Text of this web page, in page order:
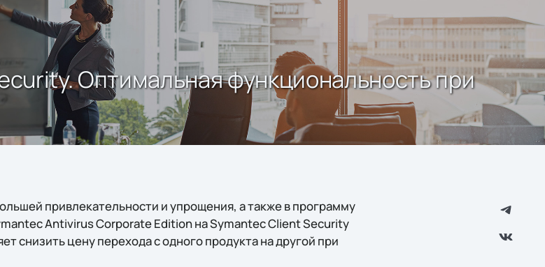
Оптимальная функциональность при
привлекательности и упрощения, а также в программу
Antivirus Corporate Edition на Symantec Client Security
снизить цену перехода с одного продукта на другой при